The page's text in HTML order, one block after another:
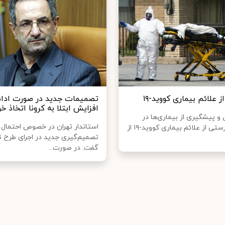
علائم بیماری کووید-۱۹
و پیشگیری از بیماری‌ها در
آمریکا فهرستی از علائم بیماری کووید-۱۹ از
تصمیمات جدید در صورت
افزایش ابتلا به کرونا
استاندار تهران در خصوص احتمال
تصمیم‌گیری جدید در اجرای طرح
گفت: در صورت...